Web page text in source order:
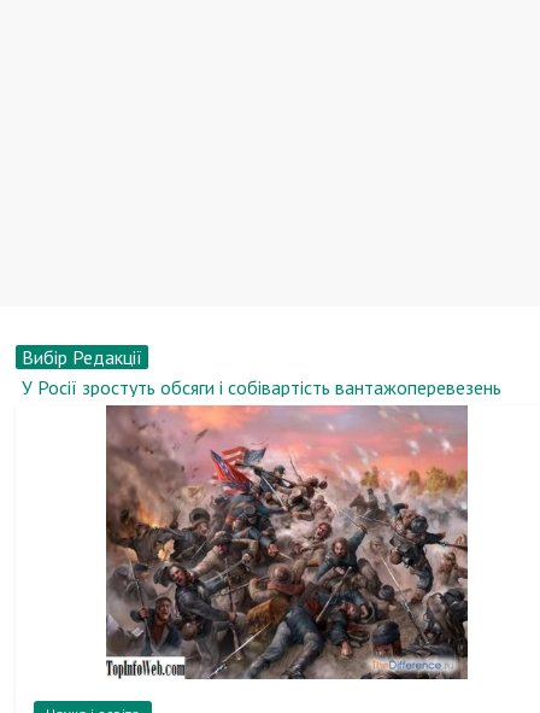
Вибір Редакції
У Росії зростуть обсяги і собівартість вантажоперевезень
Вікторія Короткова, біографія, новини, фото
У Санкт-Петербурзі презентували новий непотоплюваний
круїзний теплохід-щуку
8 собак з дивовижними здібностями
У Лондоні працює ліфт, стіни якого покриті кексами